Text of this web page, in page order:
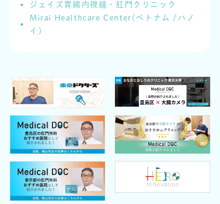
ジェイズ胃腸内視鏡・肛門クリニック
Mirai Healthcare Center(ベトナム /ハノ
イ)